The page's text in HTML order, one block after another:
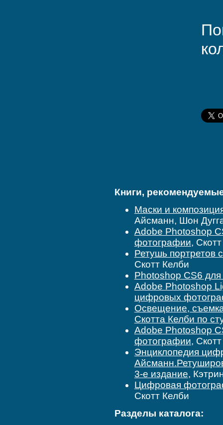
Книги,
Маски и
Айсманн, Шон
Adobe Photoshop
фотографии,
Ретушь
Скотт Келби
Photoshop CS6 для
Adobe Photoshop
цифровых
Освещение,
Скотта Келби по
Adobe Photoshop
фотографии,
Энциклопедия
3-е издание,
Цифровая
Скотт Келби
Разделы каталога: